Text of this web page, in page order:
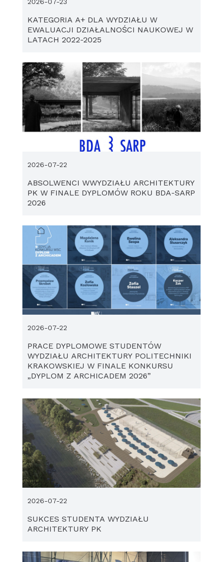
KATEGORIA A+ DLA WYDZIAŁU W
EWALUACJI DZIAŁALNOŚCI NAUKOWEJ W
LATACH 2022-2025
ABSOLWENCI WWYDZIAŁU ARCHITEKTURY
PK W FINALE DYPLOMÓW ROKU BDA-SARP
2026
2026-07-22
PRACE DYPLOMOWE STUDENTÓW
WYDZIAŁU ARCHITEKTURY POLITECHNIKI
KRAKOWSKIEJ W FINALE KONKURSU
„DYPLOM Z ARCHICADEM 2026”
2026-07-22
SUKCES STUDENTA WYDZIAŁU
ARCHITEKTURY PK
2026-07-22